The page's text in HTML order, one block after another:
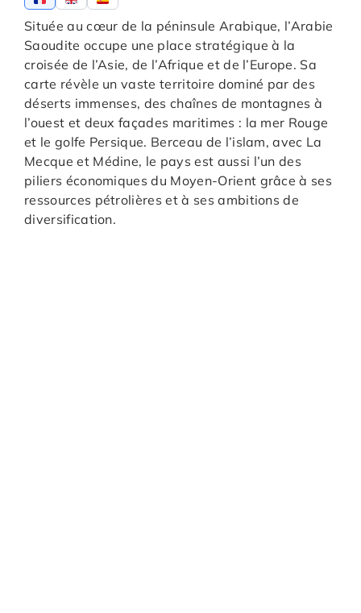
Située au cœur de la péninsule Arabique, l’Arabie
Saoudite occupe une place stratégique à la
croisée de l’Asie, de l’Afrique et de l’Europe. Sa
carte révèle un vaste territoire dominé par des
déserts immenses, des chaînes de montagnes à
l’ouest et deux façades maritimes : la mer Rouge
et le golfe Persique. Berceau de l’islam, avec La
Mecque et Médine, le pays est aussi l’un des
piliers économiques du Moyen-Orient grâce à ses
ressources pétrolières et à ses ambitions de
diversification.